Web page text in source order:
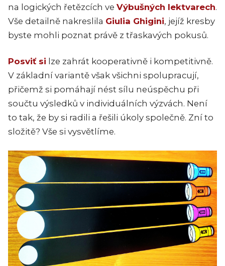
na logických řetězcích ve Výbušných lektvarech.
Vše detailně nakreslila Giulia Ghigini, jejíž kresby
byste mohli poznat právě z třaskavých pokusů.
Posviť si lze zahrát kooperativně i kompetitivně.
V základní variantě však všichni spolupracují,
přičemž si pomáhají nést sílu neúspěchu při
součtu výsledků v individuálních výzvách. Není
to tak, že by si radili a řešili úkoly společně. Zní to
složitě? Vše si vysvětlíme.